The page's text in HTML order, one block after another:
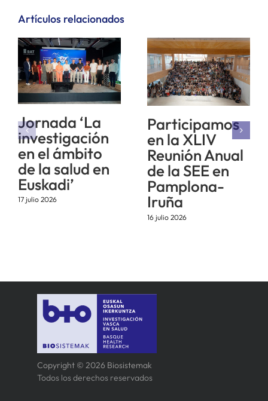
Artículos relacionados
Jornada ‘La
investigación
en el ámbito
de la salud en
Euskadi’
17 julio 2026
Participamos
en la XLIV
Reunión Anual
de la SEE en
Pamplona-
Iruña
16 julio 2026
Copyright © 2026 Biosistemak
Todos los derechos reservados